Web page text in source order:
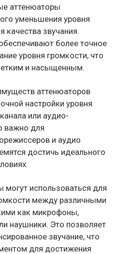
аттенюаторы
уменьшения уровня
качества звучания.
более точное
уровня громкости, что
и насыщенным.
аттенюаторов
настройки уровня
или аудио-
важно для
и аудио
достичь идеального
могут использоваться для
между различными
как микрофоны,
наушники. Это позволяет
звучание, что
для достижения